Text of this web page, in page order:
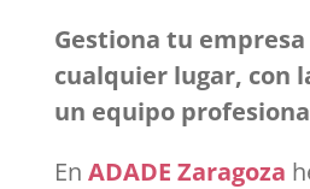
Gestiona tu empresa
cualquier lugar, con
un equipo
En ADADE Zaragoza